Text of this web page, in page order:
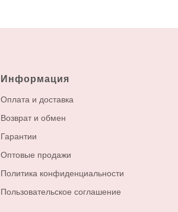
Информация
Оплата и доставка
Возврат и обмен
Гарантии
Оптовые продажи
Политика конфиденциальности
Пользовательское соглашение